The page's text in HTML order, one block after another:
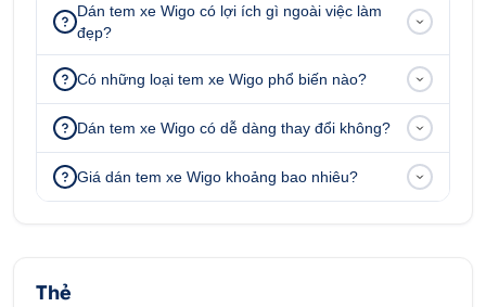
Dán tem xe Wigo có lợi ích gì ngoài việc làm
đẹp?
Có những loại tem xe Wigo phổ biến nào?
Dán tem xe Wigo có dễ dàng thay đổi không?
Giá dán tem xe Wigo khoảng bao nhiêu?
Thẻ